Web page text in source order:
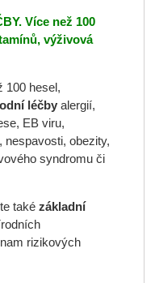
Více než 100
výživová
100 hesel,
léčbyalergií,
EB viru,
nespavosti, obezity,
syndromu či
také základní
rizikových